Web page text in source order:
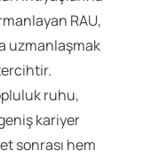
RAU,
uzmanlaşmak
ruhu,
kariyer
sonrası hem